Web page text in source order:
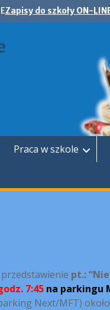
Zapisy do szkoły ON-
Praca w szkole
pt.:
7:45 na parkingu
Next/MFT)